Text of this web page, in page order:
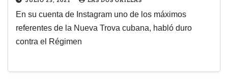
En su cuenta de Instagram uno de los máximos
referentes de la Nueva Trova cubana, habló duro
contra el Régimen